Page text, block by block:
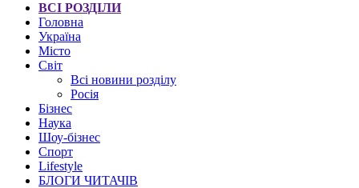
ВСІ РОЗДІЛИ
Головна
Україна
Місто
Світ
Всі новини розділу
Росія
Бізнес
Наука
Шоу-бізнес
Спорт
Lifestyle
БЛОГИ ЧИТАЧІВ